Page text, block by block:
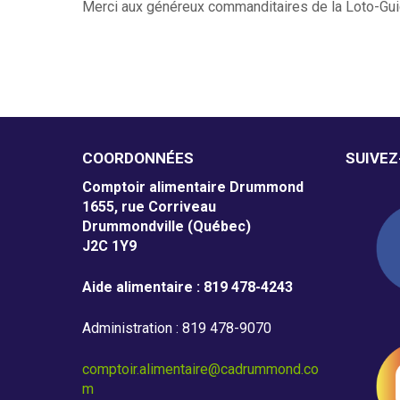
Merci aux généreux commanditaires de la Loto-
COORDONNÉES
Comptoir alimentaire Drummond
1655, rue Corriveau
Drummondville (Québec)
J2C 1Y9
Aide alimentaire : 819 478-4243
Administration : 819 478-9070
comptoir.alimentaire@cadrummond.co
m